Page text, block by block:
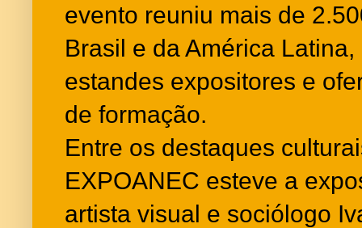
evento reuniu mais de
Brasil e da América
estandes expositores e
de formação.
Entre os destaques
EXPOANEC esteve a
artista visual e sociólogo